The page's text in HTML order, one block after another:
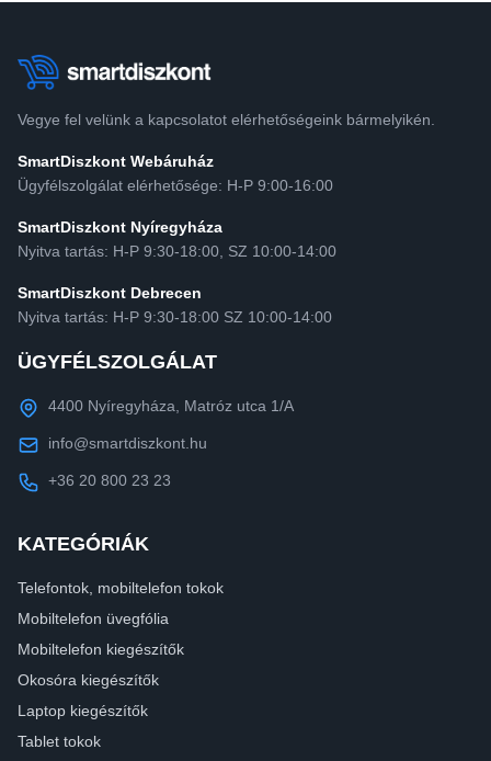
Vegye fel velünk a kapcsolatot elérhetőségeink bármelyikén.
SmartDiszkont Webáruház
Ügyfélszolgálat elérhetősége: H-P 9:00-16:00
SmartDiszkont Nyíregyháza
Nyitva tartás: H-P 9:30-18:00, SZ 10:00-14:00
SmartDiszkont Debrecen
Nyitva tartás: H-P 9:30-18:00 SZ 10:00-14:00
ÜGYFÉLSZOLGÁLAT
4400 Nyíregyháza, Matróz utca 1/A
info@smartdiszkont.hu
+36 20 800 23 23
KATEGÓRIÁK
Telefontok, mobiltelefon tokok
Mobiltelefon üvegfólia
Mobiltelefon kiegészítők
Okosóra kiegészítők
Laptop kiegészítők
Tablet tokok